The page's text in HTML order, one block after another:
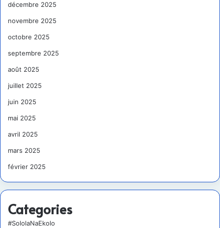
décembre 2025
novembre 2025
octobre 2025
septembre 2025
août 2025
juillet 2025
juin 2025
mai 2025
avril 2025
mars 2025
février 2025
Categories
#SololaNaEkolo